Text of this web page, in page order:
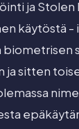
ja Stolen
käytöstä -
ja sitten